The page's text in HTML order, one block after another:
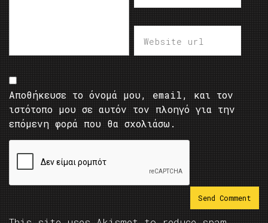
Αποθήκευσε το όνομά μου, email, και τον
ιστότοπο μου σε αυτόν τον πλοηγό για την
επόμενη φορά που θα σχολιάσω.